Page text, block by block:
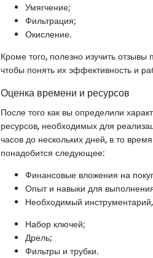
Умягчение;
Фильтрация;
Окисление.
Кроме того, полезно изучить
чтобы понять их эффективность и
Оценка времени и ресурсов
После того как вы определили
ресурсов, необходимых для
часов до нескольких дней, в то
понадобится следующее:
Финансовые вложения на
Опыт и навыки для
Необходимый
Набор ключей;
Дрель;
Фильтры и трубки.